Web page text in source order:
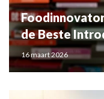
de Beste
16 maart 2026